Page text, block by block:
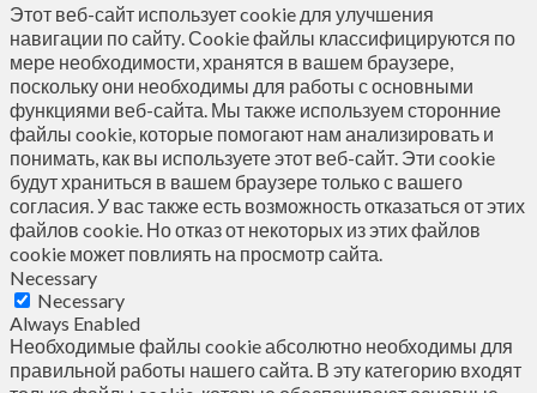
Этот веб-сайт использует cookie для улучшения
навигации по сайту. Сookie файлы классифицируются по
мере необходимости, хранятся в вашем браузере,
поскольку они необходимы для работы с основными
функциями веб-сайта. Мы также используем сторонние
файлы cookie, которые помогают нам анализировать и
понимать, как вы используете этот веб-сайт. Эти cookie
будут храниться в вашем браузере только с вашего
согласия. У вас также есть возможность отказаться от этих
файлов cookie. Но отказ от некоторых из этих файлов
cookie может повлиять на просмотр сайта.
Necessary
Necessary
Always Enabled
Необходимые файлы cookie абсолютно необходимы для
правильной работы нашего сайта. В эту категорию входят